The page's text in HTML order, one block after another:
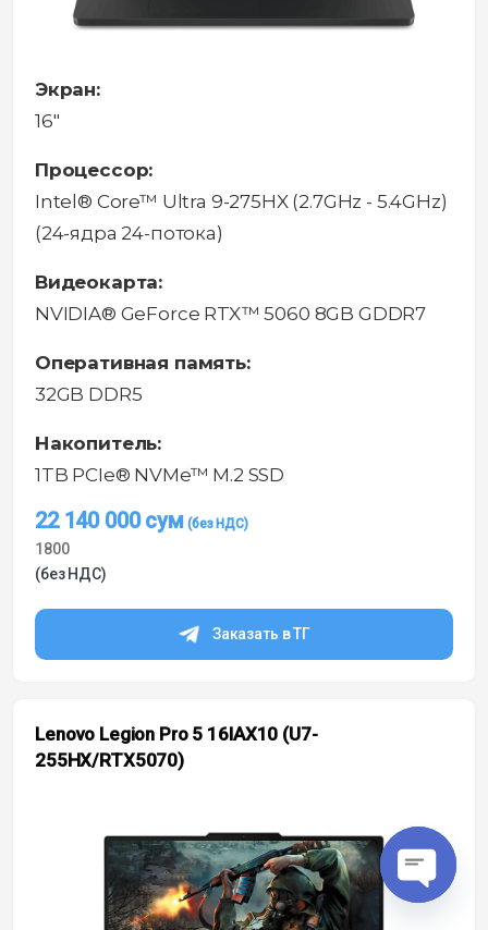
Экран:
16"
Процессор:
Intel® Core™ Ultra 9-275HX (2.7GHz - 5.4GHz)
(24-ядра 24-потока)
Видеокарта:
NVIDIA® GeForce RTX™ 5060 8GB GDDR7
Оперативная память:
32GB DDR5
Накопитель:
1TB PCIe® NVMe™ M.2 SSD
22 140 000сум
1800
(без НДС)
Заказать в ТГ
Lenovo Legion Pro 5 16IAX10 (U7-
255HX/RTX5070)